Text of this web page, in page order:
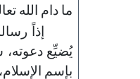
ما دام الله
إذاً
يُضيِّع دعوته،
بإسم